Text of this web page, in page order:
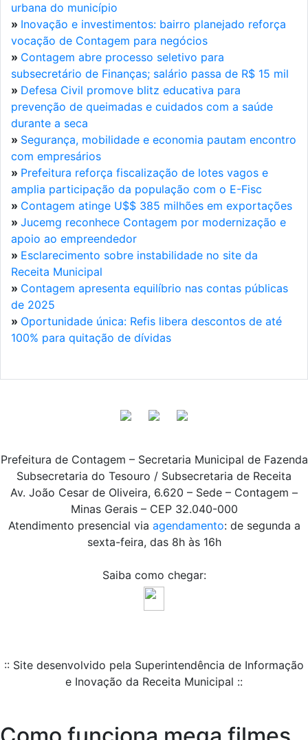
urbana do município
» Inovação e investimentos: bairro planejado reforça
vocação de Contagem para negócios
» Contagem abre processo seletivo para
subsecretário de Finanças; salário passa de R$ 15 mil
» Defesa Civil promove blitz educativa para
prevenção de queimadas e cuidados com a saúde
durante a seca
» Segurança, mobilidade e economia pautam encontro
com empresários
» Prefeitura reforça fiscalização de lotes vagos e
amplia participação da população com o E-Fisc
» Contagem atinge U$$ 385 milhões em exportações
» Jucemg reconhece Contagem por modernização e
apoio ao empreendedor
» Esclarecimento sobre instabilidade no site da
Receita Municipal
» Contagem apresenta equilíbrio nas contas públicas
de 2025
» Oportunidade única: Refis libera descontos de até
100% para quitação de dívidas
Prefeitura de Contagem – Secretaria Municipal de Fazenda
Subsecretaria do Tesouro / Subsecretaria de Receita
Av. João Cesar de Oliveira, 6.620 – Sede – Contagem –
Minas Gerais – CEP 32.040-000
Atendimento presencial via agendamento: de segunda a
sexta-feira, das 8h às 16h
Saiba como chegar:
:: Site desenvolvido pela Superintendência de Informação
e Inovação da Receita Municipal ::